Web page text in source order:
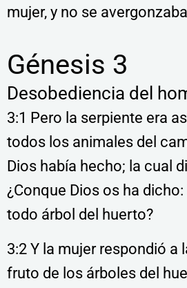
mujer, y no se
Génesis 3
Desobediencia del
3:1 Pero la serpiente era
todos los animales del
Dios había hecho; la cual
¿Conque Dios os ha
todo árbol del huerto?
3:2 Y la mujer respondió a
fruto de los árboles del